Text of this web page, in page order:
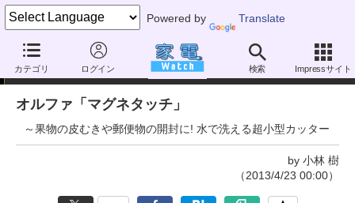
Powered by Translate
カテゴリ ログイン 検索 Impressサイト
やじうまミニレビュー
オルファ「マグネタッチ」
～果物の皮むきや郵便物の開封に! 水で洗える超小型カッター
by 小林 樹
（2013/4/23 00:00）